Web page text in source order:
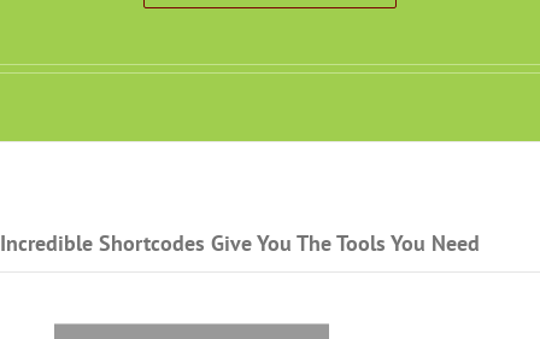
Incredible Shortcodes Give You The Tools You Need